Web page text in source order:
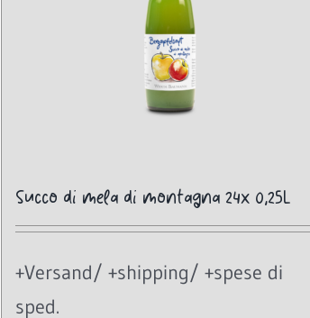
Succo di mela di montagna 24x 0,25L
+Versand/ +shipping/ +spese di
sped.